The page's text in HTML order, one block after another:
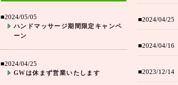
■2024/04/25
■2024/04/16
■2023/12/14
■2024/05/05
ハンドマッサージ期間限定キャンペ
ーン
■2024/04/25
GWは休まず営業いたします